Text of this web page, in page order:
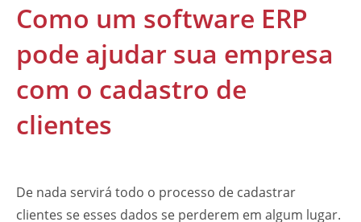
Como um software ERP
pode ajudar sua empresa
com o cadastro de
clientes
De nada servirá todo o processo de cadastrar
clientes se esses dados se perderem em algum lugar.